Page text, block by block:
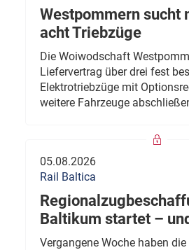
Westpommern sucht
acht Triebzüge
Die Woiwodschaft
Liefervertrag über drei fest
Elektrotriebzüge mit
weitere Fahrzeuge
05.08.2026
Rail Baltica
Baltikum startet –
Vergangene Woche haben